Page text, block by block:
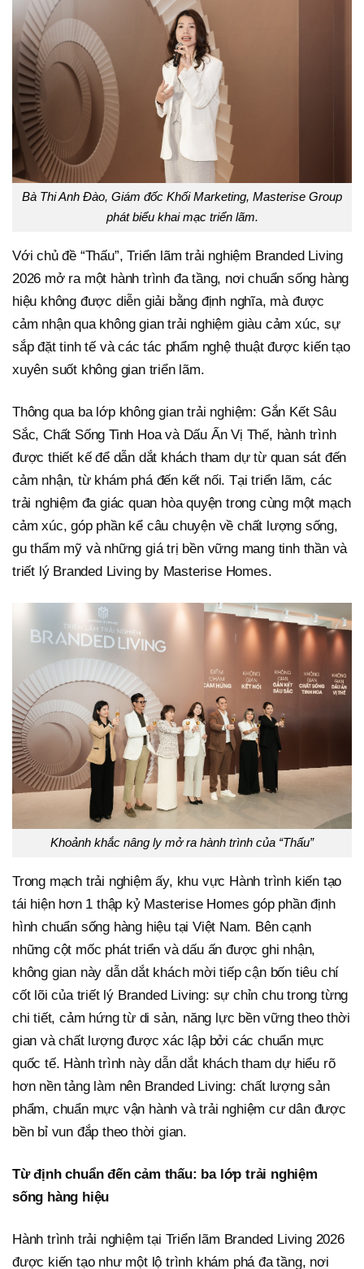
Bà Thi Anh Đào, Giám đốc Khối Marketing, Masterise Group
phát biểu khai mạc triển lãm.
Với chủ đề “Thấu”, Triển lãm trải nghiệm Branded Living
2026 mở ra một hành trình đa tầng, nơi chuẩn sống hàng
hiệu không được diễn giải bằng định nghĩa, mà được
cảm nhận qua không gian trải nghiệm giàu cảm xúc, sự
sắp đặt tinh tế và các tác phẩm nghệ thuật được kiến tạo
xuyên suốt không gian triển lãm.
Thông qua ba lớp không gian trải nghiệm: Gắn Kết Sâu
Sắc, Chất Sống Tinh Hoa và Dấu Ấn Vị Thế, hành trình
được thiết kế để dẫn dắt khách tham dự từ quan sát đến
cảm nhận, từ khám phá đến kết nối. Tại triển lãm, các
trải nghiệm đa giác quan hòa quyện trong cùng một mạch
cảm xúc, góp phần kể câu chuyện về chất lượng sống,
gu thẩm mỹ và những giá trị bền vững mang tinh thần và
triết lý Branded Living by Masterise Homes.
Khoảnh khắc nâng ly mở ra hành trình của “Thấu”
Trong mạch trải nghiệm ấy, khu vực Hành trình kiến tạo
tái hiện hơn 1 thập kỷ Masterise Homes góp phần định
hình chuẩn sống hàng hiệu tại Việt Nam. Bên cạnh
những cột mốc phát triển và dấu ấn được ghi nhận,
không gian này dẫn dắt khách mời tiếp cận bốn tiêu chí
cốt lõi của triết lý Branded Living: sự chỉn chu trong từng
chi tiết, cảm hứng từ di sản, năng lực bền vững theo thời
gian và chất lượng được xác lập bởi các chuẩn mực
quốc tế. Hành trình này dẫn dắt khách tham dự hiểu rõ
hơn nền tảng làm nên Branded Living: chất lượng sản
phẩm, chuẩn mực vận hành và trải nghiệm cư dân được
bền bỉ vun đắp theo thời gian.
Từ định chuẩn đến cảm thấu: ba lớp trải nghiệm
sống hàng hiệu
Hành trình trải nghiệm tại Triển lãm Branded Living 2026
được kiến tạo như một lộ trình khám phá đa tầng, nơi